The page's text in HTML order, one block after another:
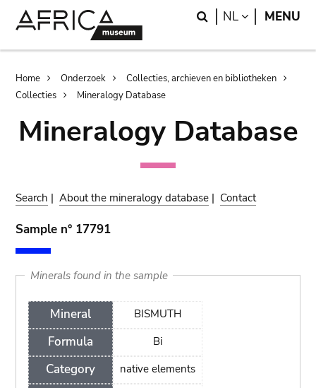
Search
NL LANGUAGE
MENU
Breadcrumb
Home Onderzoek
Collecties, archieven en bibliotheken
Collecties
Mineralogy Database
Mineralogy Database
Search |About the mineralogy database | Contact
Sample n° 17791
Minerals found in the sample
Mineral
Formula
Category
BISMUTH
Bi
native elements